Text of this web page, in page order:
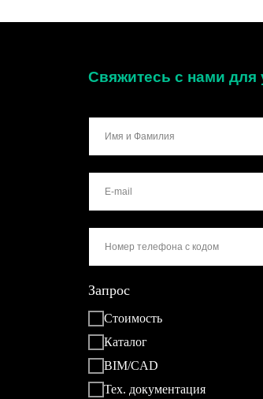
Запрос
Стоимость
Каталог
BIM/CAD
Тех. документация
Свяжитесь с нами